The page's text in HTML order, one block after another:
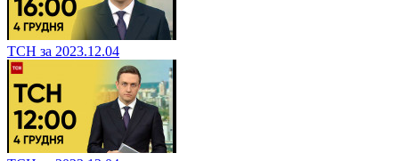
ТСН за 2023.12.04